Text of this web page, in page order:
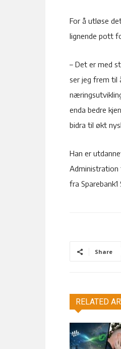
For å utløse
lignende pott
– Det er med
ser jeg frem til
enda bedre
bidra til økt
Han er
Administration
fra
Share
RELATED